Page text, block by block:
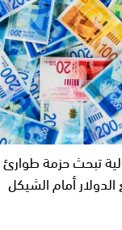
تبحث حزمة
الدولار أمام الشيكل